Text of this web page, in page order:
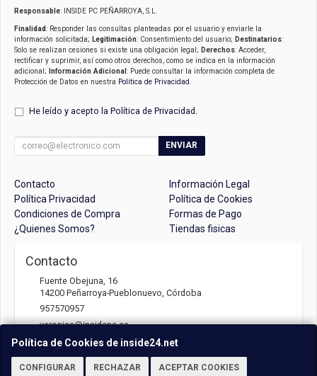
Política de Cookies de inside24.net
CONFIGURAR RECHAZAR ACEPTAR COOKIES
Responsable: INSIDE PC PEÑARROYA, S.L.
Finalidad: Responder las consultas planteadas por el usuario y enviarle la
información solicitada; Legitimación: Consentimiento del usuario; Destinatarios:
Solo se realizan cesiones si existe una obligación legal; Derechos: Acceder,
rectificar y suprimir, así como otros derechos, como se indica en la información
adicional;
Información Adicional : Puede consultar la información completa de
Protección de Datos en nuestra Política de Privacidad
He leído y acepto la Política de Privacidad
ENVIAR
Contacto
Información Legal
Política Privacidad
Política de Cookies
Condiciones de Compra
Formas de Pago
¿Quienes Somos?
Tiendas fisicas
Contacto
Fuente Obejuna, 16
14200 Peñarroya-Pueblonuevo Córdoba
957570957
veronica@insidepc.es
Horario